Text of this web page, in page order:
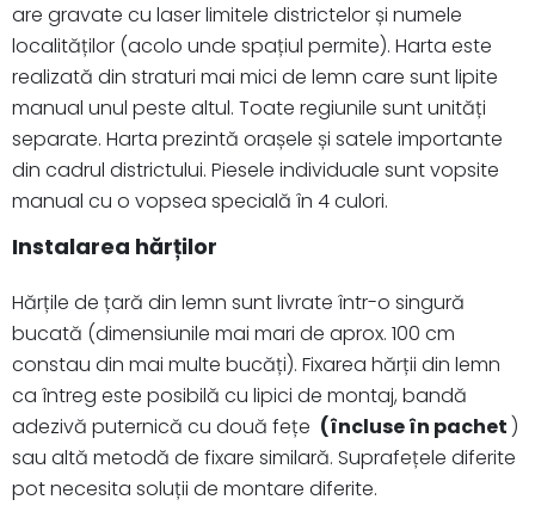
are gravate cu laser limitele districtelor și numele
localităților (acolo unde spațiul permite). Harta este
realizată din straturi mai mici de lemn care sunt lipite
manual unul peste altul. Toate regiunile sunt unități
separate. Harta prezintă orașele și satele importante
din cadrul districtului. Piesele individuale sunt vopsite
manual cu o vopsea specială în 4 culori.
Instalarea hărților
Hărțile de țară din lemn sunt livrate într-o singură
bucată (dimensiunile mai mari de aprox. 100 cm
constau din mai multe bucăți). Fixarea hărții din lemn
ca întreg este posibilă cu lipici de montaj, bandă
adezivă puternică cu două fețe (încluse în pachet )
sau altă metodă de fixare similară. Suprafețele diferite
pot necesita soluții de montare diferite.